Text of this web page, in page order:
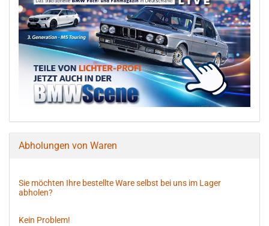
Abholungen von Waren
Sie möchten Ihre bestellte Ware selbst bei uns im Lager
abholen?
Kein Problem!